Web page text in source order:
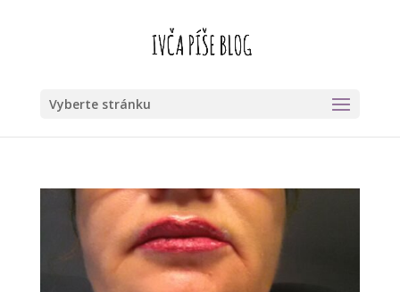
Vyberte stránku